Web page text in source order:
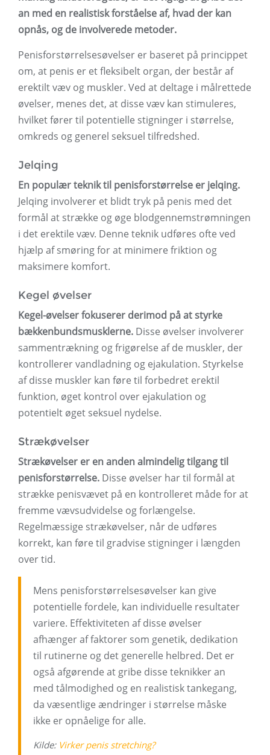
an med en realistisk forståelse af, hvad der kan
opnås, og de involverede metoder.
Penisforstørrelsesøvelser er baseret på princippet
om, at penis er et fleksibelt organ, der består af
erektilt væv og muskler. Ved at deltage i målrettede
øvelser, menes det, at disse væv kan stimuleres,
hvilket fører til potentielle stigninger i størrelse,
omkreds og generel seksuel tilfredshed.
Jelqing
En populær teknik til penisforstørrelse er jelqing.
Jelqing involverer et blidt tryk på penis med det
formål at strække og øge blodgennemstrømningen
i det erektile væv. Denne teknik udføres ofte ved
hjælp af smøring for at minimere friktion og
maksimere komfort.
Kegel øvelser
Kegel-øvelser fokuserer derimod på at styrke
bækkenbundsmusklerne. Disse øvelser involverer
sammentrækning og frigørelse af de muskler, der
kontrollerer vandladning og ejakulation. Styrkelse
af disse muskler kan føre til forbedret erektil
funktion, øget kontrol over ejakulation og
potentielt øget seksuel nydelse.
Strækøvelser
Strækøvelser er en anden almindelig tilgang til
penisforstørrelse. Disse øvelser har til formål at
strække penisvævet på en kontrolleret måde for at
fremme vævsudvidelse og forlængelse.
Regelmæssige strækøvelser, når de udføres
korrekt, kan føre til gradvise stigninger i længden
over tid.
Mens penisforstørrelsesøvelser kan give
potentielle fordele, kan individuelle resultater
variere. Effektiviteten af ​​disse øvelser
afhænger af faktorer som genetik, dedikation
til rutinerne og det generelle helbred. Det er
også afgørende at gribe disse teknikker an
med tålmodighed og en realistisk tankegang,
da væsentlige ændringer i størrelse måske
ikke er opnåelige for alle.
Kilde: Virker penis stretching?